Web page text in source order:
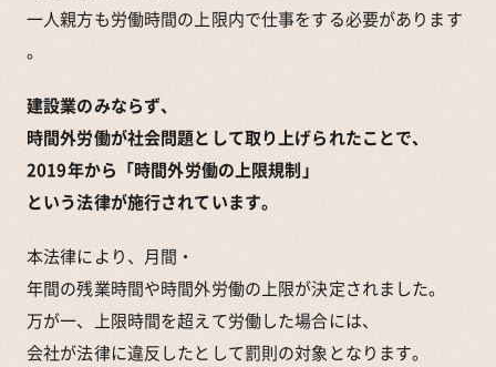
一人親方も労働時間の上限内で仕事をする必要があります
。
建設業のみならず、
時間外労働が社会問題として取り上げられたことで、
2019年から「時間外労働の上限規制」
という法律が施行されています。
本法律により、月間・
年間の残業時間や時間外労働の上限が決定されました。
万が一、上限時間を超えて労働した場合には、
会社が法律に違反したとして罰則の対象となります。